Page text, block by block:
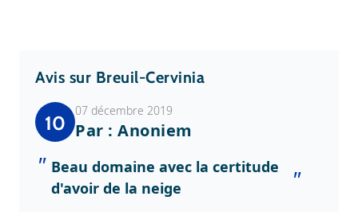
Avis sur Breuil-Cervinia
10
07 décembre 2019
Par : Anoniem
Beau domaine avec la certitude
d'avoir de la neige